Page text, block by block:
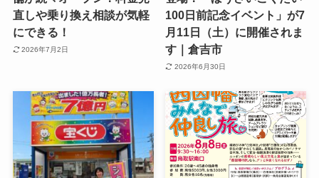
直しや乗り換え相談が気軽
にできる！
2026年7月2日
100日前記念イベント」が7
月11日（土）に開催されま
す｜倉吉市
2026年6月30日